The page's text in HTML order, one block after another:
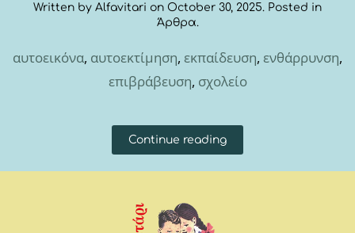
Written by Alfavitari on October 30, 2025. Posted in
Άρθρα.
αυτοεικόνα, αυτοεκτίμηση, εκπαίδευση, ενθάρρυνση,
επιβράβευση, σχολείο
Continue reading